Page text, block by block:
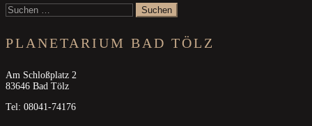
Suchen
nach:
PLANETARIUM BAD TÖLZ
Am Schloßplatz 2
83646 Bad Tölz
Tel: 08041-74176